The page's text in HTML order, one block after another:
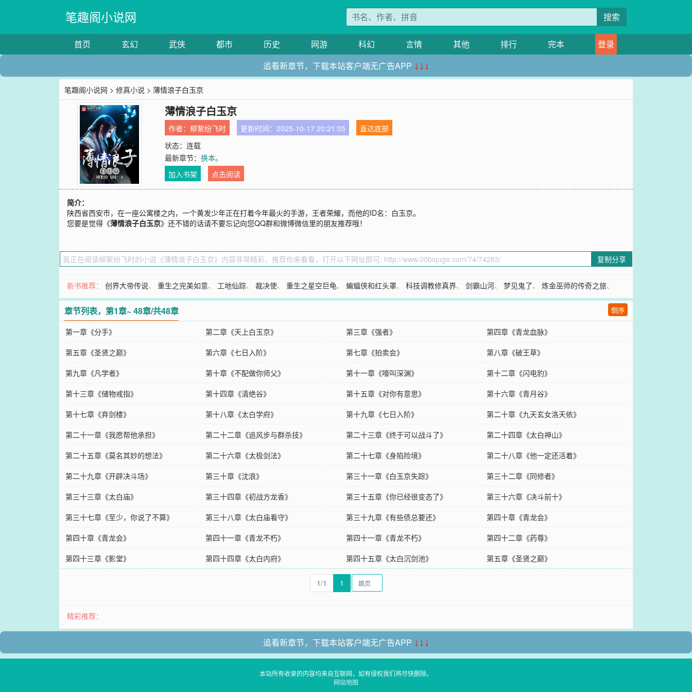
笔趣阁小说网 搜索
首页 玄幻 武侠 都市 历史 网游 科幻 言情 其他 排行 完本
登录
追看新章节，下载本站客户端无广告APP ↓↓↓
笔趣阁小说网 >修真小说 > 薄情浪子白玉京
薄情浪子白玉京
作者：柳絮纷飞时 更新时间：2025-10-17 20:21:05
直达底部
状态：连载
最新章节：换本。
加入书架
点击阅读
简介：
陕西省西安市，在一座公寓楼之内，一个黄发少年正在打着今年最火的手游，王者荣耀，而他的ID名：白玉京。
您要是觉得《薄情浪子白玉京》还不错的话请不要忘记向您QQ群和微博微信里的朋友推荐哦！
复制分享
新书推荐：创界大帝传说、重生之完美如意、 工地仙踪、裁决使、重生之星空巨龟、蝙蝠侠和红头罩、科技调教修真界、剑霸山河、梦见鬼了、炼金巫师的传奇之旅、
章节列表，第1章~ 48章/共48章 倒序
第一章《分手》 第二章《天上白玉京》 第三章《强者》
第四章《青龙血脉》
第五章《圣贤之巅》
第六章《七日入阶》 第七章《拍卖会》
第八章《破王草》
第九章《凡学者》
第十章《不配做你师父》 第十一章《嚎叫深渊》
第十二章《闪电豹》
第十三章《储物戒指》
第十四章《清绝谷》 第十五章《对你有意思》
第十六章《青月谷》
第十七章《弃剑楼》
第十八章《太白学府》 第十九章《七日入阶》
第二十章《九天玄女洛天依》
第二十一章《我愿帮他承担》
第二十二章《追风步与群杀技》 第二十三章《终于可以战斗了》
第二十四章《太白神山》
第二十五章《莫名其妙的想法》
第二十六章《太极剑法》 第二十七章《身陷险境》
第二十八章《他一定还活着》
第二十九章《开辟决斗场》
第三十章《沈浪》 第三十一章《白玉京失踪》
第三十二章《同修者》
第三十三章《太白庙》
第三十四章《初战方龙香》 第三十五章《你已经很变态了》
第三十六章《决斗前十》
第三十七章《至少，你说了不算》
第三十八章《太白庙看守》 第三十九章《有些债总要还》
第四十章《青龙会》
第四十章《青龙会》
第四十一章《青龙不朽》 第四十一章《青龙不朽》
第四十二章《药尊》
第四十三章《影堂》
第四十四章《太白内府》 第四十五章《太白沉剑池》 第五章《圣贤之巅》
1/1 1
精彩推荐：
追看新章节，下载本站客户端无广告APP ↓↓↓
本站所有收录的内容均来自互联网，如有侵权我们将尽快删除。
网站地图